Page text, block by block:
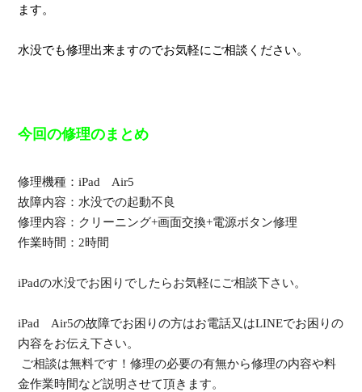
ます。
水没でも修理出来ますのでお気軽にご相談ください。
今回の修理のまとめ
修理機種：iPad Air5
故障内容：水没での起動不良
修理内容：クリーニング+画面交換+電源ボタン修理
作業時間：2時間
iPadの水没でお困りでしたらお気軽にご相談下さい。
iPad Air5の故障でお困りの方はお電話又はLINEでお困りの
内容をお伝え下さい。
ご相談は無料です！修理の必要の有無から修理の内容や料
金作業時間など説明させて頂きます。